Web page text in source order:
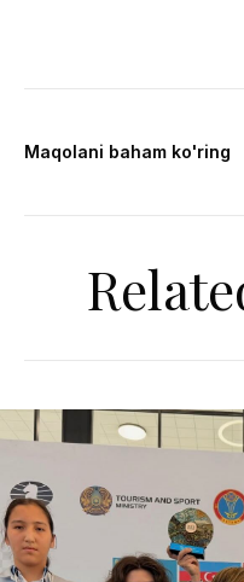
Maqolani baham ko'ring